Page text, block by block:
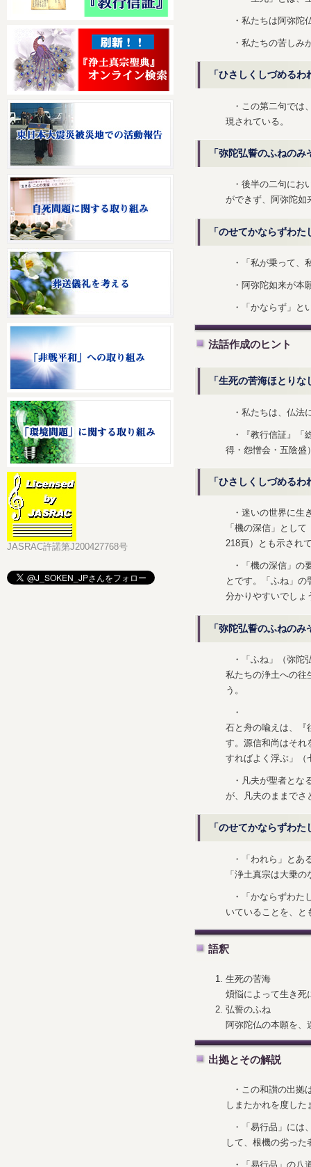
JASRAC許諾第J200427768号
・私たちは阿弥陀
・私たちの苦しみ
「ひさしくしづめるわ
・この第二句では
現されている。
「弥陀弘誓のふねのみ
・後半の二句にお
ができず、阿弥陀如
「のせてかならずわた
・「私が乗って、
・阿弥陀如来が本
・「かならず」と
法話作成のヒント
「生死の苦海ほとりな
・私たちは、仏法
・『教行信証』「
得・怨憎会・五陰盛
「ひさしくしづめる
・迷いの世界に生
「機の深信」とし
218頁）とも示され
・「機の深信」の
とです。「ふね」
分かりやすいでしょ
「弥陀弘誓のふねのみ
・「ふね」（弥陀
私たちの浄土への往
う。
・
石と舟の喩えは、『
す。源信和尚はそれ
すればよく浮ぶ」（
・凡夫が聖者とな
が、凡夫のままでさ
「のせてかならずわた
・「われら」とあ
「浄土真宗は大乗
・「かならずわた
いていることを、と
語釈
生死の苦海
煩悩によって生き死
弘誓のふね
阿弥陀仏の本願を、
出拠とその解説
・この和讃の出拠
しまたかれを度し
・「易行品」には
して、根機の劣っ